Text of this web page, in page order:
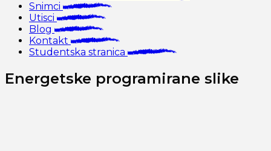
Snimci
Utisci
Blog
Kontakt
Studentska stranica
Energetske programirane slike